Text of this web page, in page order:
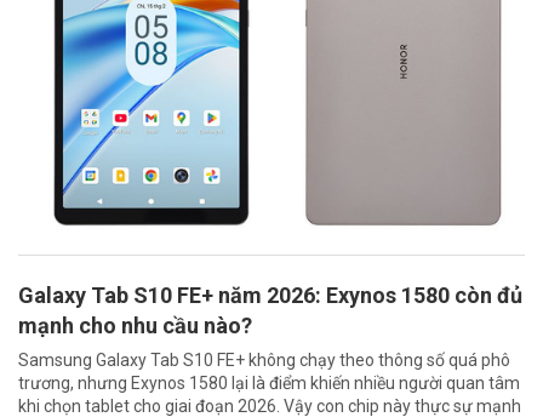
Galaxy Tab S10 FE+ năm 2026: Exynos 1580 còn đủ
mạnh cho nhu cầu nào?
Samsung Galaxy Tab S10 FE+ không chạy theo thông số quá phô
trương, nhưng Exynos 1580 lại là điểm khiến nhiều người quan tâm
khi chọn tablet cho giai đoạn 2026. Vậy con chip này thực sự mạnh